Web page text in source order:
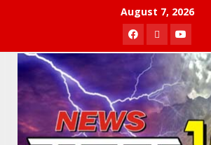
August 7, 2026
Facebook
TwitterYoutube